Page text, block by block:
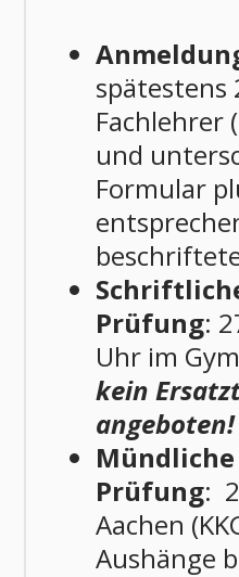
spätestens
Fachlehrer
und
Formular
Prüfung:
Uhr im
kein
angeboten!
Mündliche
Prüfung:
Aachen
Aushänge